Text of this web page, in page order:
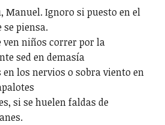
Manuel. Ignoro si puesto en el
piensa.
ven niños correr por la
sed en demasía
los nervios o sobra viento en
si se huelen faldas de